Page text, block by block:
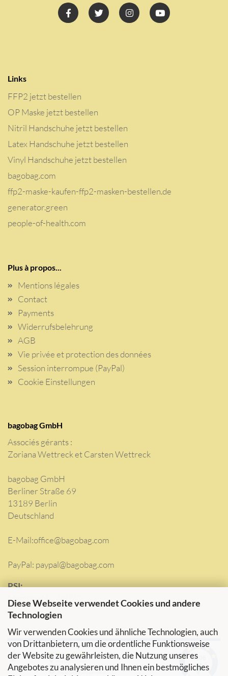
Diese Webseite verwendet Cookies und andere
Technologien
Wir verwenden Cookies und ähnliche Technologien, auch
von Drittanbietern, um die ordentliche Funktionsweise
der Website zu gewährleisten, die Nutzung unseres
Angebotes zu analysieren und Ihnen ein bestmögliches
Links
FFP2 jetzt bestellen
OP Maske jetzt bestellen
Nitril Handschuhe jetzt bestellen
Latex Handschuhe jetzt bestellen
Vinyl Handschuhe jetzt bestellen
bagobag.com
ffp2-maske-kaufen-ffp2-masken-bestellen.de
generator.green
people-of-health.com
Plus à propos...
Mentions légales
Contact
Payments
Widerrufsbelehrung
AGB
Vie privée et protection des données
Session interrompue (PayPal)
Cookie Einstellungen
bagobag GmbH
Associés gérants :
Zoriana Wettreck et Carsten Wettreck
bagobag GmbH
Berliner Straße 69
13189 Berlin
Deutschland
E-Mail:office@bagobag.com
PayPal: paypal@bagobag.com
PSI:
Membre Nr.: 48072